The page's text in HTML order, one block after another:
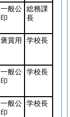
一般公
印
総務課
長
褒賞用 学校長
一般公
印
学校長
一般公
印
学校長